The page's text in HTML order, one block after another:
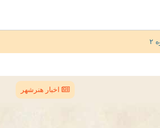
اخبار هنرشهر